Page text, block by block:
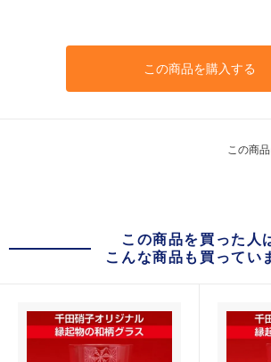
この商品を購入する
この商
この商品を買った人
こんな商品も買ってい